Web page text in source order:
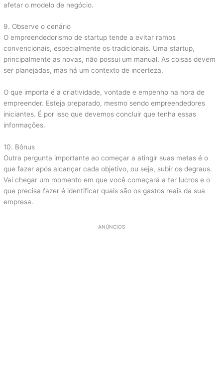
afetar o modelo de negócio.
9. Observe o cenário
O empreendedorismo de startup tende a evitar ramos
convencionais, especialmente os tradicionais. Uma startup,
principalmente as novas, não possui um manual. As coisas devem
ser planejadas, mas há um contexto de incerteza.
O que importa é a criatividade, vontade e empenho na hora de
empreender. Esteja preparado, mesmo sendo empreendedores
iniciantes. É por isso que devemos concluir que tenha essas
informações.
10. Bônus
Outra pergunta importante ao começar a atingir suas metas é o
que fazer após alcançar cada objetivo, ou seja, subir os degraus.
Vai chegar um momento em que você começará a ter lucros e o
que precisa fazer é identificar quais são os gastos reais da sua
empresa.
ANÚNCIOS